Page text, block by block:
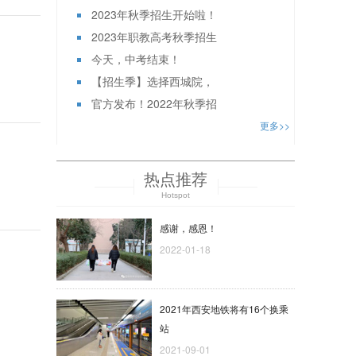
2023年秋季招生开始啦！
2023年职教高考秋季招生
今天，中考结束！
【招生季】选择西城院，
官方发布！2022年秋季招
更多>>
热点推荐
Hotspot
感谢，感恩！
2022-01-18
2021年西安地铁将有16个换乘
站
2021-09-01